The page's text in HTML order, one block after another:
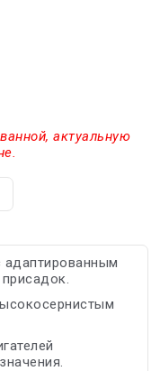
актуальную
адаптированным